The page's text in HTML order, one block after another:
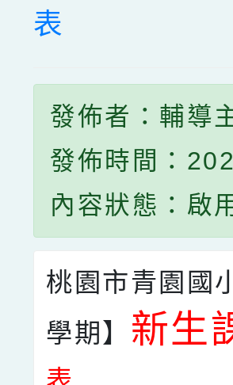
表
發佈者：輔導
發佈時間：
內容狀態：啟
桃園市青園國
學期】 新生